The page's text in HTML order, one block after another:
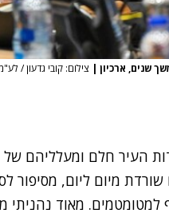
שנים, ארכיון | צילום: קובי גדעון /
העיר חלם ומעלליהם
שורדת מיום ליום, מסיפור
מאוד נהניתי